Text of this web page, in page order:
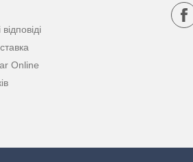
Online